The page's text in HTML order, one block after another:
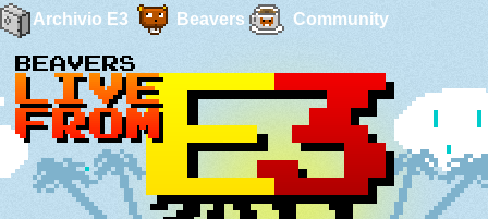
Archivio E3 Beavers Community